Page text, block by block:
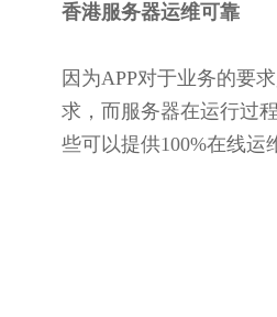
香港服务器运维可靠
因为APP对于业务的要
求，而服务器在运行过
些可以提供100%在线